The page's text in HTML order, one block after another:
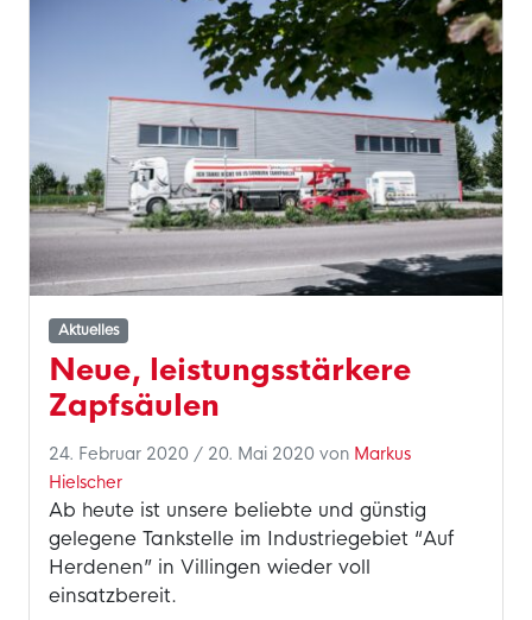
Aktuelles
Neue, leistungsstärkere
Zapfsäulen
24. Februar 2020 / 20. Mai 2020 von Markus
Hielscher
Ab heute ist unsere beliebte und günstig
gelegene Tankstelle im Industriegebiet “Auf
Herdenen” in Villingen wieder voll
einsatzbereit.